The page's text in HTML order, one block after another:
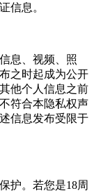
信息。
息、视频、照
之时起成为公开
他个人信息之前
符合本隐私权声
信息发布受限于
护。若您是18周